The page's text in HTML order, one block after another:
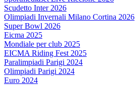
Scudetto Inter 2026
Olimpiadi Invernali Milano Cortina 2026
Super Bowl 2026
Eicma 2025
Mondiale per club 2025
EICMA Riding Fest 2025
Paralimpiadi Parigi 2024
Olimpiadi Parigi 2024
Euro 2024